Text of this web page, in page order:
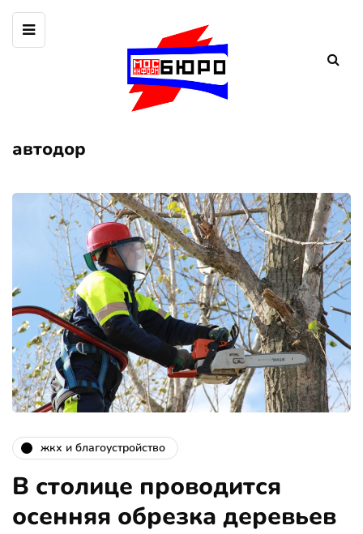
автодор
жкх и благоустройство
В столице проводится
осенняя обрезка деревьев